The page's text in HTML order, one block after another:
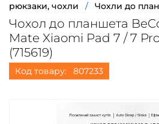
рюкзаки, чохли
/ Чохли до
Чохол до планшета
Mate Xiaomi Pad 7 / 7
(715619)
Код товару: 807233